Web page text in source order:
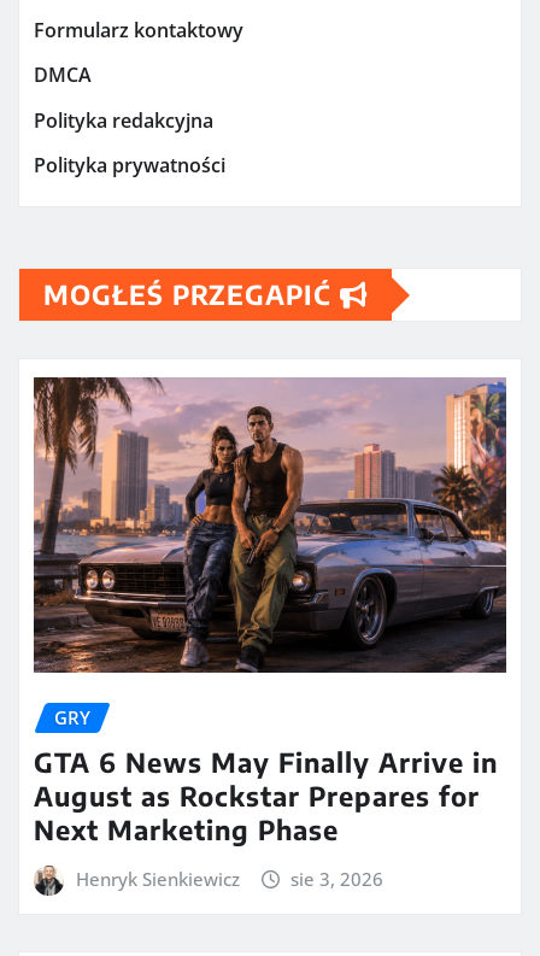
Formularz kontaktowy
DMCA
Polityka redakcyjna
Polityka prywatności
MOGŁEŚ PRZEGAPIĆ
GRY
GTA 6 News May Finally Arrive in
August as Rockstar Prepares for
Next Marketing Phase
Henryk Sienkiewicz sie 3, 2026